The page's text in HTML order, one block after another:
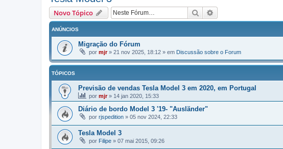
Novo Tópico Pesquisar
ANÚNCIOS
Migração do Fórum
por mjr» 21 nov 2025, 18:12 » em Discussão sobre o Forum
TÓPICOS
Previsão de vendas Tesla Model 3 em 2020, em Portugal
por mjr» 14 jan 2020, 15:33
Diário de bordo Model 3 '19- "Ausländer"
por rjspedition » 05 nov 2024, 22:33
Tesla Model 3
por Filipe » 07 mai 2015, 09:26